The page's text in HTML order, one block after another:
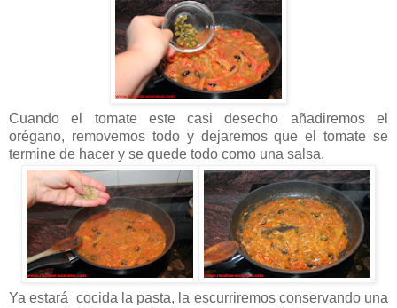
Cuando el tomate este casi desecho añadiremos el
orégano, removemos todo y dejaremos que el tomate se
termine de hacer y se quede todo como una salsa.
Ya estará cocida la pasta, la escurriremos conservando una